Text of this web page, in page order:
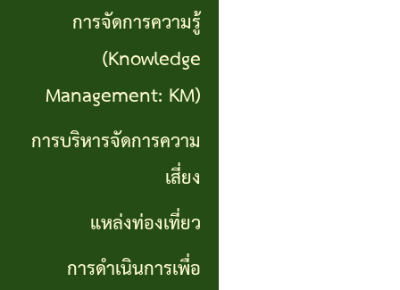
การ
ดำเนิน
การ
เพื่อ
ทุจริต
การจัดการความรู้
(Knowledge
Management: KM)
การบริหารจัดการความ
เสี่ยง
แหล่งท่องเที่ยว
การดำเนินการเพื่อ